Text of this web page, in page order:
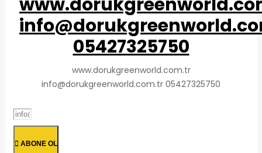
05427325750
www.dorukgreenworld.com.tr
info@dorukgreenworld.com.tr 05427325750
ABONE OL